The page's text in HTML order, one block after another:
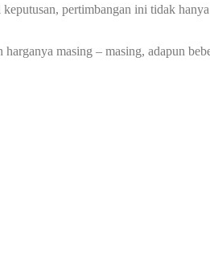
pertimbangan ini tidak
masing – masing, adapun